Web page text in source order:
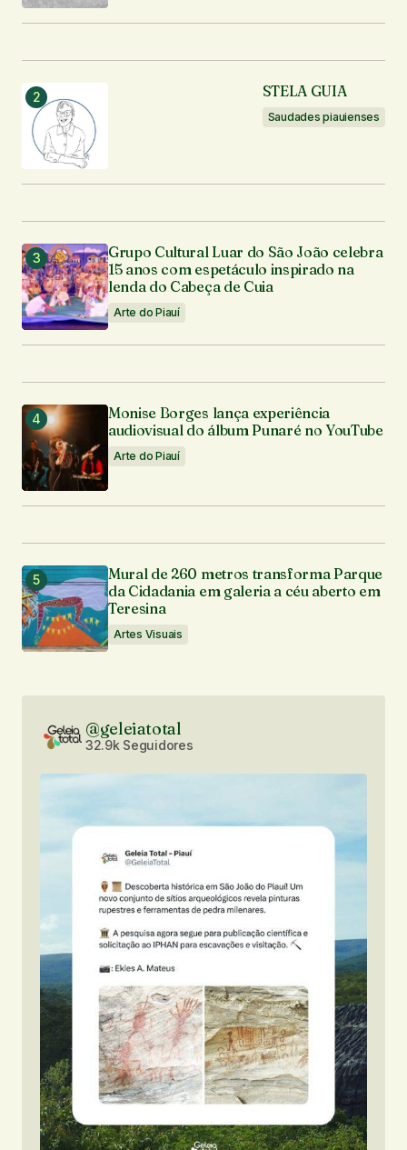
Enviar comentário
STELA GUIA
Saudades piauienses
Grupo Cultural Luar do São João celebra
15 anos com espetáculo inspirado na
lenda do Cabeça de Cuia
Arte do Piauí
Monise Borges lança experiência
audiovisual do álbum Punaré no YouTube
Arte do Piauí
Mural de 260 metros transforma Parque
da Cidadania em galeria a céu aberto em
Teresina
Artes Visuais
@geleiatotal
32.9k Seguidores